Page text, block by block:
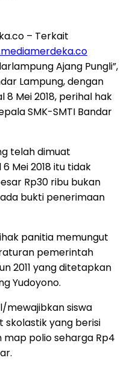
– Terkait
Ajang Pungli”,
Lampung, dengan
Mei 2018, perihal hak
SMK-SMTI Bandar
telah dimuat
Mei 2018 itu tidak
Rp30 ribu bukan
bukti penerimaan
panitia memungut
pemerintah
2011 yang ditetapkan
Yudoyono.
mewajibkan siswa
skolastik yang berisi
map polio seharga Rp4